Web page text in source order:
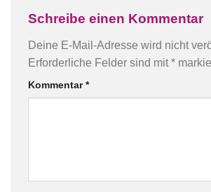
Schreibe einen Kommentar
Deine E-Mail-Adresse wird nicht
Erforderliche Felder sind mit*
Kommentar*